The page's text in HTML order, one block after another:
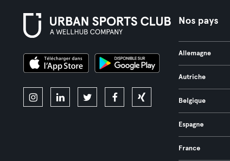
Nos pays
Allemagne
Autriche
Belgique
Espagne
France